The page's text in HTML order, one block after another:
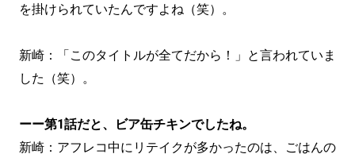
を掛けられていたんですよね（笑）。
新崎：「このタイトルが全てだから！」と言われていま
した（笑）。
ーー第1話だと、ビア缶チキンでしたね。
新崎：アフレコ中にリテイクが多かったのは、ごはんの